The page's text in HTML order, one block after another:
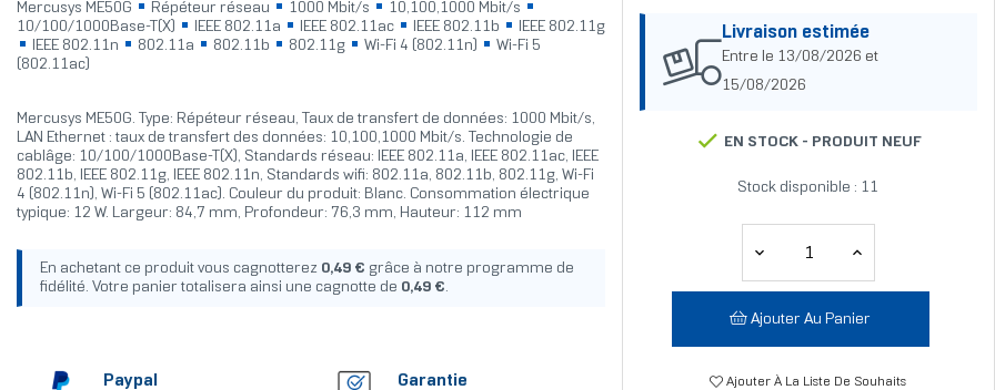
Mercusys ME50G Répéteur réseau 1000 Mbit/s
10,100,1000 Mbit/s
10/100/1000Base-T(X)
IEEE 802.11a IEEE 802.11ac IEEE 802.11b
IEEE 802.11g
IEEE 802.11n
802.11a 802.11b 802.11g Wi-Fi 4 (802.11n)
Wi-Fi 5
(802.11ac)
Mercusys ME50G. Type: Répéteur réseau, Taux de transfert de données: 1000 Mbit/s,
LAN Ethernet : taux de transfert des données: 10,100,1000 Mbit/s. Technologie de
cablâge: 10/100/1000Base-T(X), Standards réseau: IEEE 802.11a, IEEE 802.11ac, IEEE
802.11b, IEEE 802.11g, IEEE 802.11n, Standards wifi: 802.11a, 802.11b, 802.11g, Wi-Fi
4 (802.11n), Wi-Fi 5 (802.11ac). Couleur du produit: Blanc. Consommation électrique
typique: 12 W. Largeur: 84,7 mm, Profondeur: 76,3 mm, Hauteur: 112 mm
En achetant ce produit vous cagnotterez 0,49 € grâce à notre programme de
fidélité. Votre panier totalisera ainsi une cagnotte de 0,49 €.
Paypal Garantie
Livraison estimée
Entre le 13/08/2026 et
15/08/2026
EN STOCK - PRODUIT NEUF
Stock disponible : 11
Ajouter Au Panier
Ajouter À La Liste De Souhaits